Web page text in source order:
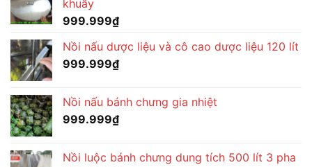
khuấy
999.999₫
Nồi nấu dược liệu và cô cao dược liệu 120 lít
999.999₫
Nồi nấu bánh chưng gia nhiệt
999.999₫
Nồi luộc bánh chưng dung tích 500 lít 3 pha